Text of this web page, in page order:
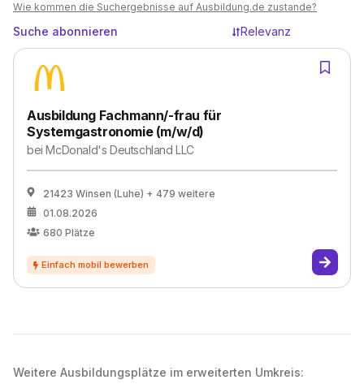
Wie kommen die Suchergebnisse auf Ausbildung.de zustande?
Suche abonnieren Relevanz
Ausbildung Fachmann/-frau für
Systemgastronomie (m/w/d)
beiMcDonald's Deutschland LLC
21423 Winsen (Luhe) + 479 weitere
01.08.2026
680 Plätze
Weitere Ausbildungsplätze im erweiterten Umkreis: